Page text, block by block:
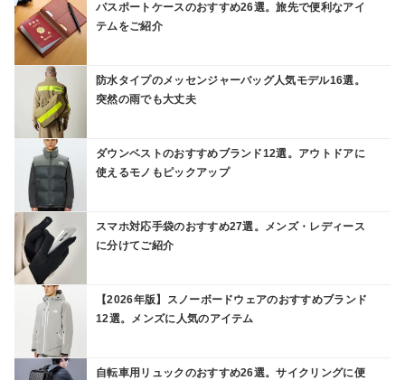
パスポートケースのおすすめ26選。旅先で便利なアイ
テムをご紹介
防水タイプのメッセンジャーバッグ人気モデル16選。
突然の雨でも大丈夫
ダウンベストのおすすめブランド12選。アウトドアに
使えるモノもピックアップ
スマホ対応手袋のおすすめ27選。メンズ・レディース
に分けてご紹介
【2026年版】スノーボードウェアのおすすめブランド
12選。メンズに人気のアイテム
自転車用リュックのおすすめ26選。サイクリングに便